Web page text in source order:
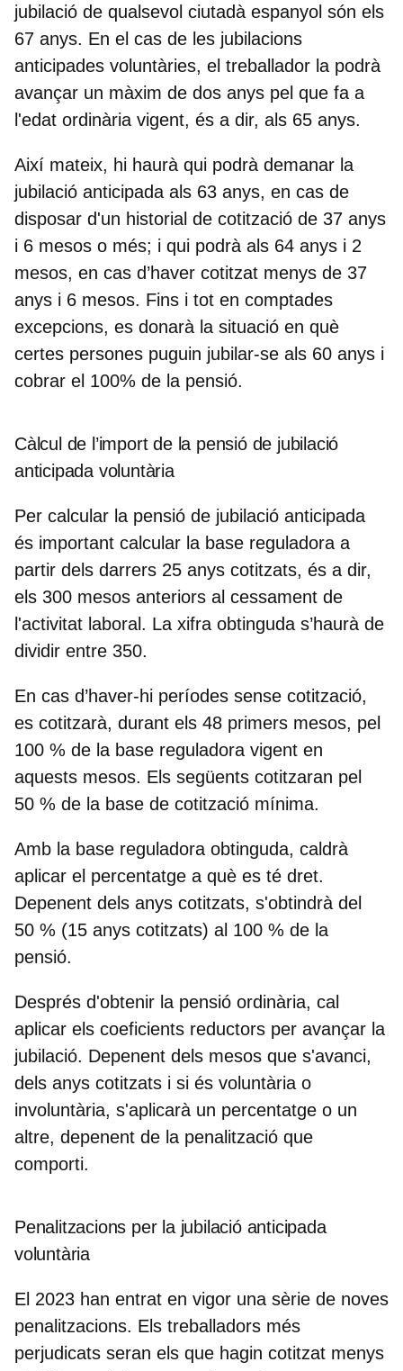
jubilació de qualsevol ciutadà espanyol són els
67 anys. En el cas de les jubilacions
anticipades voluntàries, el treballador la podrà
avançar un màxim de dos anys pel que fa a
l'edat ordinària vigent, és a dir, als 65 anys.
Així mateix, hi haurà qui podrà demanar la
jubilació anticipada als 63 anys, en cas de
disposar d'un historial de cotització de 37 anys
i 6 mesos o més; i qui podrà als 64 anys i 2
mesos, en cas d’haver cotitzat menys de 37
anys i 6 mesos. Fins i tot en comptades
excepcions, es donarà la situació en què
certes persones puguin jubilar-se als 60 anys i
cobrar el 100% de la pensió.
Càlcul de l’import de la pensió de jubilació
anticipada voluntària
Per calcular la pensió de jubilació anticipada
és important calcular la base reguladora a
partir dels darrers 25 anys cotitzats, és a dir,
els 300 mesos anteriors al cessament de
l'activitat laboral. La xifra obtinguda s’haurà de
dividir entre 350.
En cas d’haver-hi períodes sense cotització,
es cotitzarà, durant els 48 primers mesos, pel
100 % de la base reguladora vigent en
aquests mesos. Els següents cotitzaran pel
50 % de la base de cotització mínima.
Amb la base reguladora obtinguda, caldrà
aplicar el percentatge a què es té dret.
Depenent dels anys cotitzats, s'obtindrà del
50 % (15 anys cotitzats) al 100 % de la
pensió.
Després d'obtenir la pensió ordinària, cal
aplicar els coeficients reductors per avançar la
jubilació. Depenent dels mesos que s'avanci,
dels anys cotitzats i si és voluntària o
involuntària, s'aplicarà un percentatge o un
altre, depenent de la penalització que
comporti.
Penalitzacions per la jubilació anticipada
voluntària
El 2023 han entrat en vigor una sèrie de noves
penalitzacions. Els treballadors més
perjudicats seran els que hagin cotitzat menys